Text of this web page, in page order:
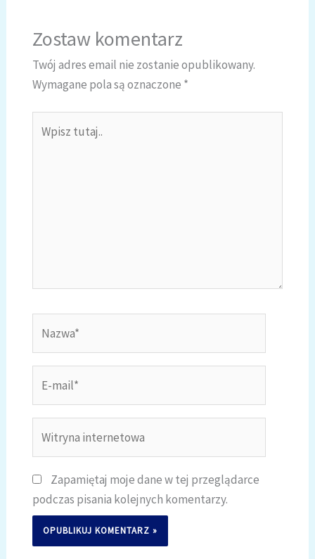
Zostaw komentarz
Twój adres email nie zostanie opublikowany.
Wymagane pola są oznaczone *
tutaj..
mail*
internetowa
Zapamiętaj moje dane w tej przeglądarce
podczas pisania kolejnych komentarzy.